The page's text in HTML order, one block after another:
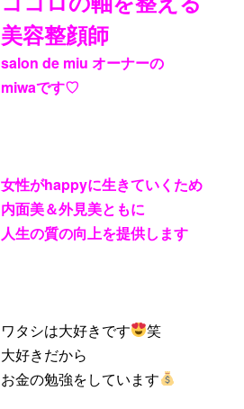
美容整顔師
salon de miu オーナーの
miwaです♡
女性がhappyに生きていくため
内面美＆外見美ともに
人生の質の向上を提供します
ワタシは大好きです
笑
大好きだから
お金の勉強をしています